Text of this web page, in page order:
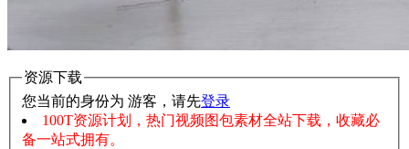
资源下载
您当前的身份为 游客，请先登录
100T资源计划，热门视频图包素材全站下载，收藏必
备一站式拥有。